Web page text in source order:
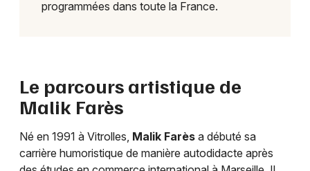
programmées dans toute la France.
Le parcours artistique de
Malik Farès
Né en 1991 à Vitrolles, Malik Farès a débuté sa
carrière humoristique de manière autodidacte après